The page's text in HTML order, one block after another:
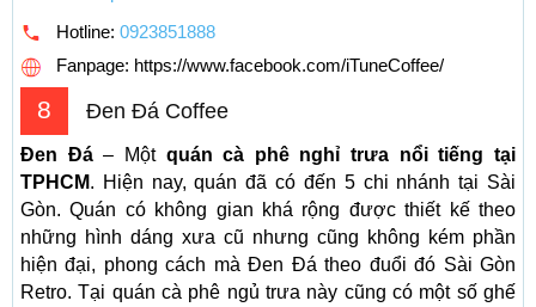
Hotline: 0923851888
Fanpage: https://www.facebook.com/iTuneCoffee/
8 Đen Đá Coffee
Đen Đá– Một quán cà phê nghỉ trưa nổi tiếng tại
TPHCM. Hiện nay, quán đã có đến 5 chi nhánh tại Sài
Gòn. Quán có không gian khá rộng được thiết kế theo
những hình dáng xưa cũ nhưng cũng không kém phần
hiện đại, phong cách mà Đen Đátheo đuổi đó Sài Gòn
Retro. Tại quán cà phê ngủ trưa này cũng có một số ghế